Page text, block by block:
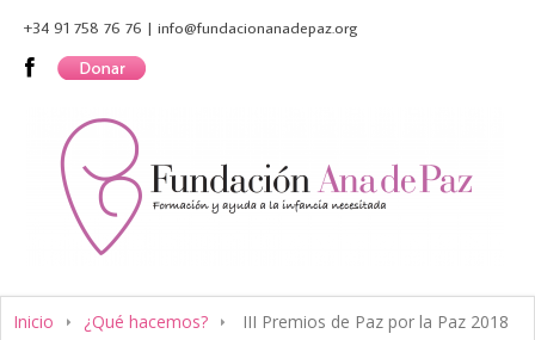
+34 91 758 76 76 | info@fundacionanadepaz.org
Inicio ¿Qué hacemos? III Premios de Paz por la Paz 2018